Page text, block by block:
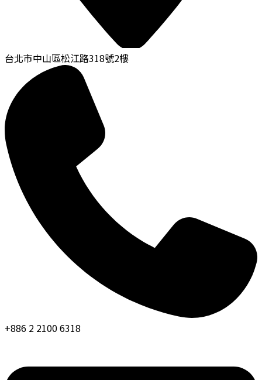
台北市中山區松江路318號2樓
+886 2 2100 6318